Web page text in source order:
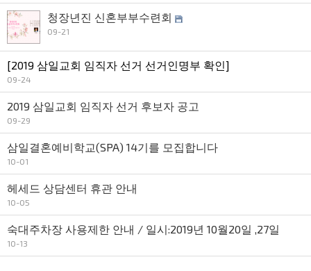
청장년진 신혼부부수련회
09-21
[2019 삼일교회 임직자 선거 선거인명부 확인]
09-24
2019 삼일교회 임직자 선거 후보자 공고
09-29
삼일결혼예비학교(SPA) 14기를 모집합니다
10-01
헤세드 상담센터 휴관 안내
10-05
숙대주차장 사용제한 안내 / 일시:2019년 10월20일 ,27일
10-13